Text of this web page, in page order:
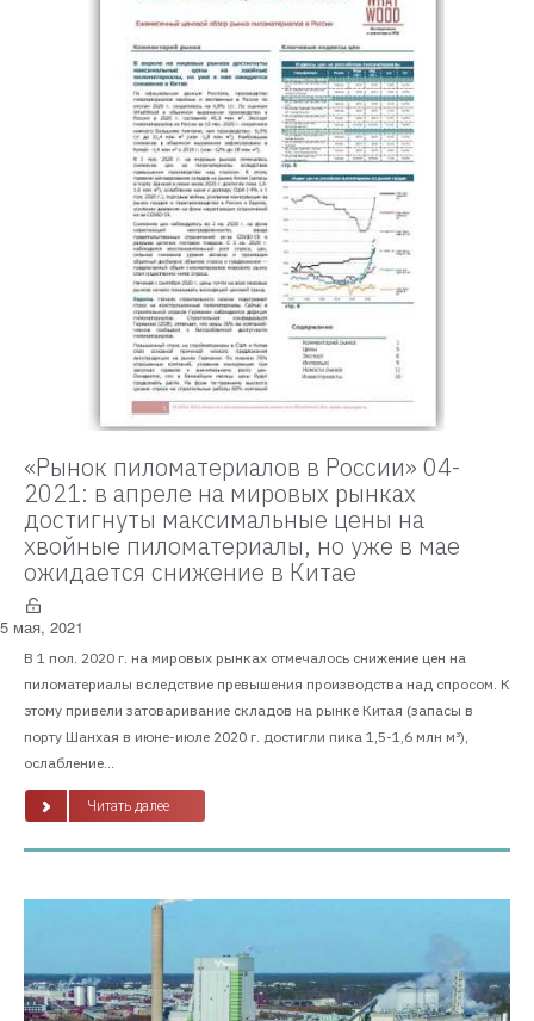
«Рынок пиломатериалов в России» 04-
2021: в апреле на мировых рынках
достигнуты максимальные цены на
хвойные пиломатериалы, но уже в мае
ожидается снижение в Китае
5 мая, 2021
В 1 пол. 2020 г. на мировых рынках отмечалось снижение цен на
пиломатериалы вследствие превышения производства над спросом. К
этому привели затоваривание складов на рынке Китая (запасы в
порту Шанхая в июне-июле 2020 г. достигли пика 1,5-1,6 млн м³),
ослабление...
Читать далее